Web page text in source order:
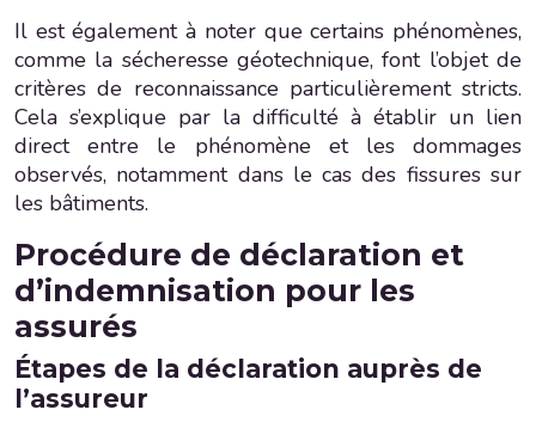
Il est également à noter que certains phénomènes,
comme la sécheresse géotechnique, font l’objet de
critères de reconnaissance particulièrement stricts.
Cela s’explique par la difficulté à établir un lien
direct entre le phénomène et les dommages
observés, notamment dans le cas des fissures sur
les bâtiments.
Procédure de déclaration et
d’indemnisation pour les
assurés
Étapes de la déclaration auprès de
l’assureur